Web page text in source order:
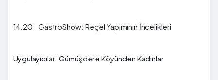
14.20 GastroShow: Reçel Yapımının İncelikleri
Uygulayıcılar: Gümüşdere Köyünden Kadınlar